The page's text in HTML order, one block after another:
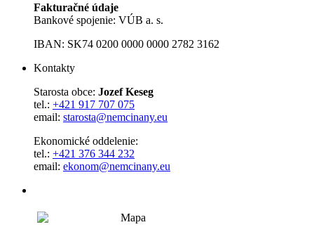
Fakturačné údaje
Bankové spojenie: VÚB a. s.
IBAN: SK74 0200 0000 0000 2782 3162
Kontakty
Starosta obce: Jozef Keseg
tel.: +421 917 707 075
email: starosta@nemcinany.eu
Ekonomické oddelenie:
tel.: +421 376 344 232
email: ekonom@nemcinany.eu